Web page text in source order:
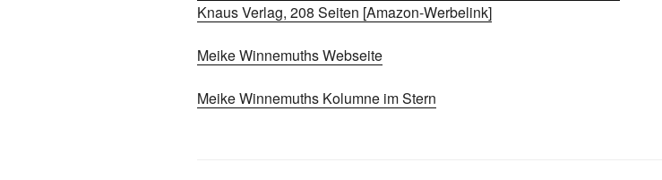
Knaus Verlag, 208 Seiten [Amazon-Werbelink]
Meike Winnemuths Webseite
Meike Winnemuths Kolumne im Stern